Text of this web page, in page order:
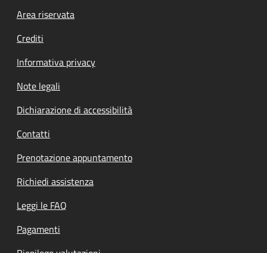
Footer menu
Area riservata
Crediti
Informativa privacy
Note legali
Dichiarazione di accessibilità
Contatti
Prenotazione appuntamento
Richiedi assistenza
Leggi le FAQ
Pagamenti